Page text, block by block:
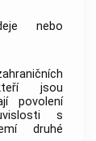
nebo
jsou
povolení
s
druhé